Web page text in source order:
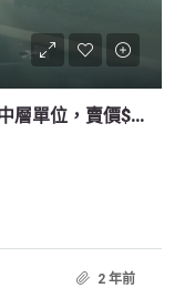
【長沙灣順景華庭】兩房有露台中層單位，賣價$708萬
2 年前